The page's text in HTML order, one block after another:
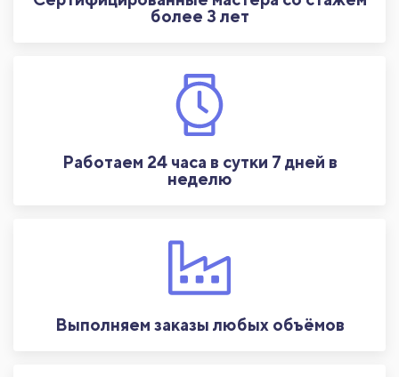
более 3 лет
Работаем 24 часа в сутки 7 дней в
неделю
Выполняем заказы любых объёмов